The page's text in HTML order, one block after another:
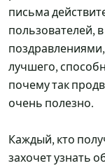
письма
пользователей,
лучшего,
почему так
очень полезно.
Каждый, кто
захочет узнать